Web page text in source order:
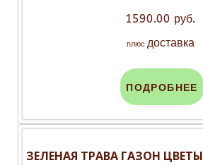
1590.00 руб.
плюс доставка
ПОДРОБНЕЕ
ЗЕЛЕНАЯ ТРАВА ГАЗОН ЦВЕТЫ